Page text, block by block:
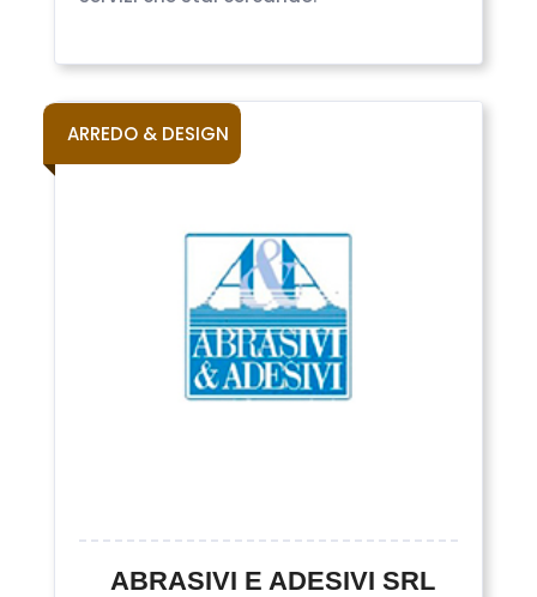
ABRASIVI E ADESIVI SRL
ARREDO & DESIGN